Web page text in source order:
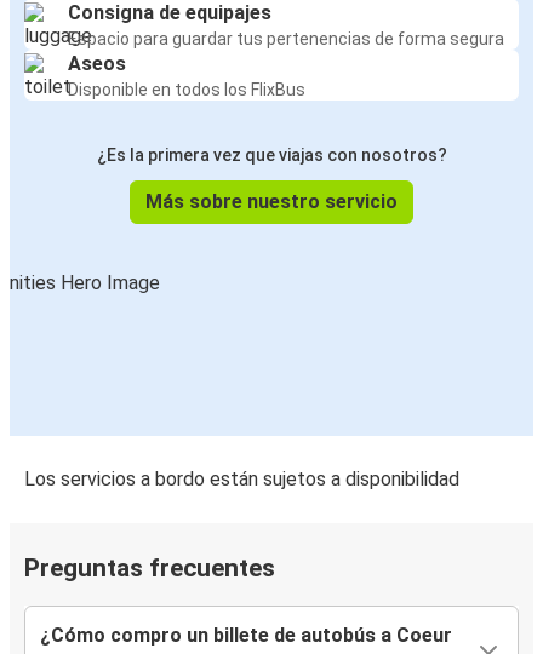
Consigna de equipajes
Espacio para guardar tus pertenencias de forma segura
Aseos
Disponible en todos los FlixBus
¿Es la primera vez que viajas con nosotros?
Más sobre nuestro servicio
Los servicios a bordo están sujetos a disponibilidad
Preguntas frecuentes
¿Cómo compro un billete de autobús a Coeur